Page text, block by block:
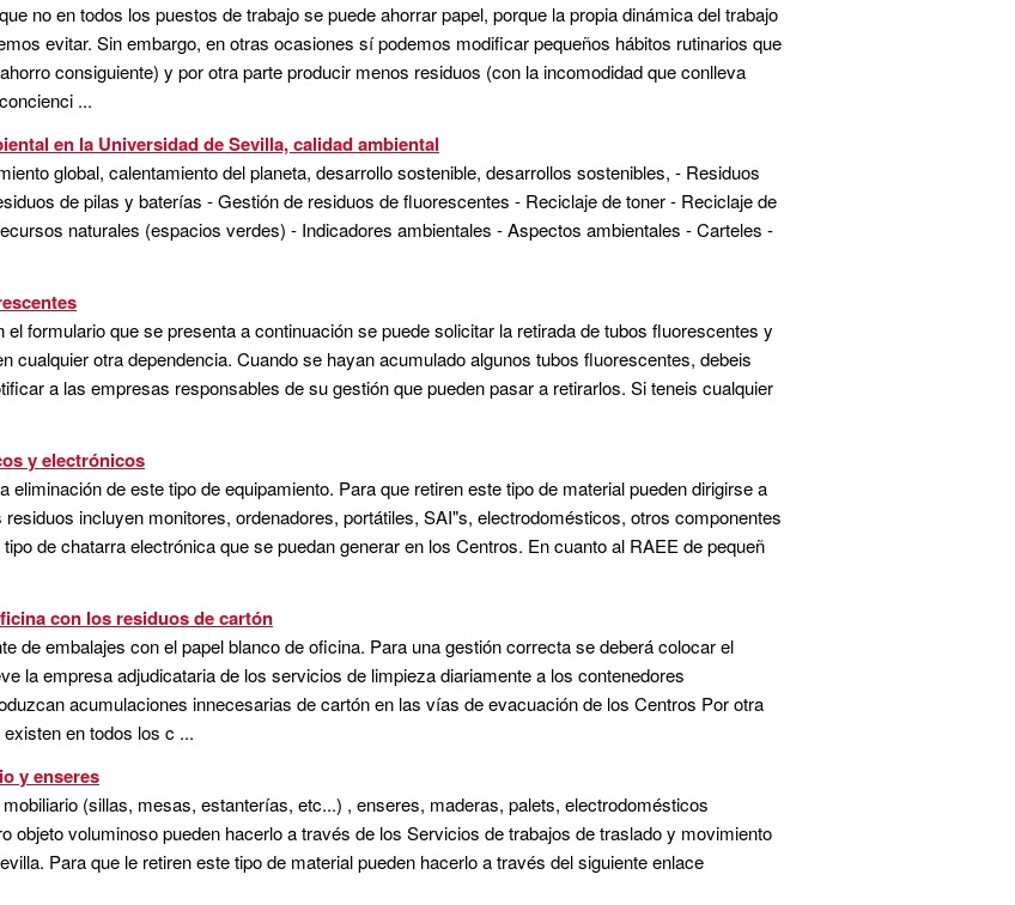
no en todos los puestos de trabajo se puede ahorrar papel, porque la propia dinámica del trabajo
evitar. Sin embargo, en otras ocasiones sí podemos modificar pequeños hábitos rutinarios que
consiguiente) y por otra parte producir menos residuos (con la incomodidad que conlleva
...
en la Universidad de Sevilla, calidad ambiental
global, calentamiento del planeta, desarrollo sostenible, desarrollos sostenibles, - Residuos
de pilas y baterías - Gestión de residuos de fluorescentes - Reciclaje de toner - Reciclaje de
naturales (espacios verdes) - Indicadores ambientales - Aspectos ambientales - Carteles -
formulario que se presenta a continuación se puede solicitar la retirada de tubos fluorescentes y
cualquier otra dependencia. Cuando se hayan acumulado algunos tubos fluorescentes, debeis
a las empresas responsables de su gestión que pueden pasar a retirarlos. Si teneis cualquier
y electrónicos
eliminación de este tipo de equipamiento. Para que retiren este tipo de material pueden dirigirse a
incluyen monitores, ordenadores, portátiles, SAI"s, electrodomésticos, otros componentes
de chatarra electrónica que se puedan generar en los Centros. En cuanto al RAEE de pequeñ
con los residuos de cartón
de embalajes con el papel blanco de oficina. Para una gestión correcta se deberá colocar el
la empresa adjudicataria de los servicios de limpieza diariamente a los contenedores
acumulaciones innecesarias de cartón en las vías de evacuación de los Centros Por otra
en todos los c ...
y enseres
(sillas, mesas, estanterías, etc...) , enseres, maderas, palets, electrodomésticos
objeto voluminoso pueden hacerlo a través de los Servicios de trabajos de traslado y movimiento
Para que le retiren este tipo de material pueden hacerlo a través del siguiente enlace